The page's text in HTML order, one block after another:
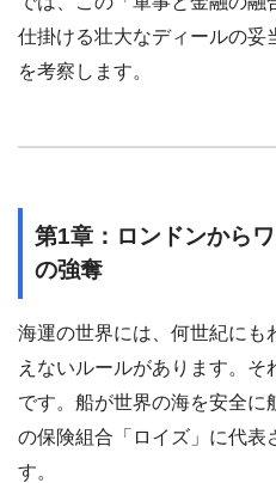
仕掛ける壮大なディールの妥
を考察します。
第1章：ロンドンから
の強奪
海運の世界には、何世紀にも
えないルールがあります。
です。船が世界の海を安全に
の保険組合「ロイズ」に代表
す。